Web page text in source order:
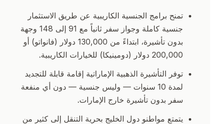
تمنح برامج الجنسية الكاريبية عن طريق الاستثمار
جنسية كاملة وجواز سفر ثانياً مع 91 إلى 148 وجهة
بدون تأشيرة، ابتداءً من 130,000 دولار (فانواتو) أو
200,000 دولار (دومينيكا) للخيارات الكاريبية.
توفر التأشيرة الذهبية الإماراتية إقامة قابلة للتجديد
لمدة 10 سنوات — وليس جنسية — دون أي منفعة
سفر بدون تأشيرة خارج الإمارات.
يتمتع مواطنو دول الخليج بحرية التنقل إلى كثير من